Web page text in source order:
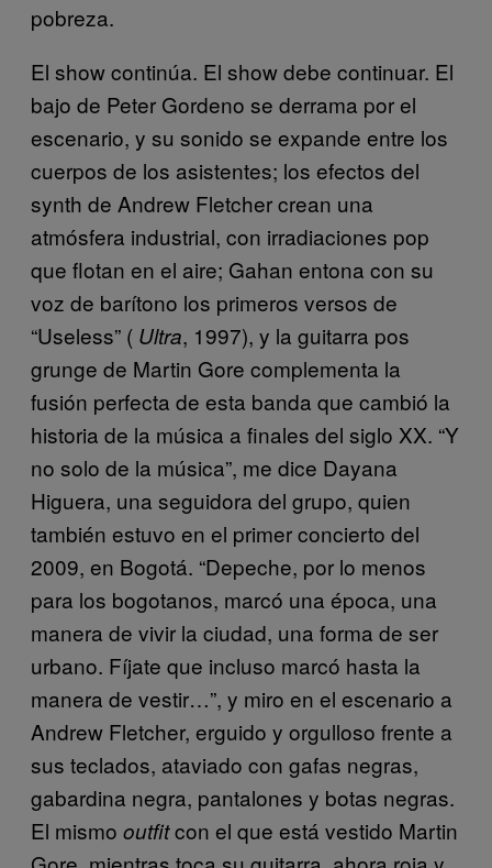
pobreza.
El show continúa. El show debe continuar. El
bajo de Peter Gordeno se derrama por el
escenario, y su sonido se expande entre los
cuerpos de los asistentes; los efectos del
synth de Andrew Fletcher crean una
atmósfera industrial, con irradiaciones pop
que flotan en el aire; Gahan entona con su
voz de barítono los primeros versos de
“Useless” ( Ultra, 1997), y la guitarra pos
grunge de Martin Gore complementa la
fusión perfecta de esta banda que cambió la
historia de la música a finales del siglo XX. “Y
no solo de la música”, me dice Dayana
Higuera, una seguidora del grupo, quien
también estuvo en el primer concierto del
2009, en Bogotá. “Depeche, por lo menos
para los bogotanos, marcó una época, una
manera de vivir la ciudad, una forma de ser
urbano. Fíjate que incluso marcó hasta la
manera de vestir…”, y miro en el escenario a
Andrew Fletcher, erguido y orgulloso frente a
sus teclados, ataviado con gafas negras,
gabardina negra, pantalones y botas negras.
El mismo outfitcon el que está vestido Martin